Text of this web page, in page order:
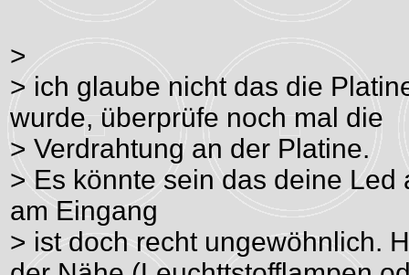
>
> ich glaube nicht das die
wurde, überprüfe noch mal die
> Verdrahtung an der Platine.
> Es könnte sein das deine
am Eingang
> ist doch recht ungewöhnlich.